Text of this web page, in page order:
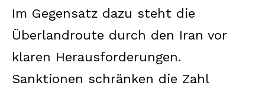
Im Gegensatz dazu steht die
Überlandroute durch den Iran vor
klaren Herausforderungen.
Sanktionen schränken die Zahl